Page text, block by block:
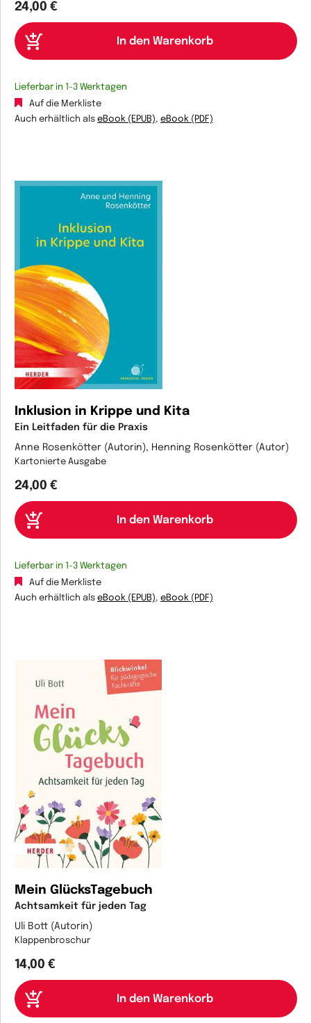
24,00 €
Lieferbar in 1-3 Werktagen
Auf die Merkliste
Auch erhältlich als eBook (EPUB), eBook (PDF)
Inklusion in Krippe und Kita
Ein Leitfaden für die Praxis
Anne Rosenkötter (Autorin), Henning Rosenkötter (Autor)
Kartonierte Ausgabe
24,00 €
Lieferbar in 1-3 Werktagen
Auf die Merkliste
Auch erhältlich als eBook (EPUB), eBook (PDF)
Mein GlücksTagebuch
Achtsamkeit für jeden Tag
Uli Bott (Autorin)
Klappenbroschur
14,00 €